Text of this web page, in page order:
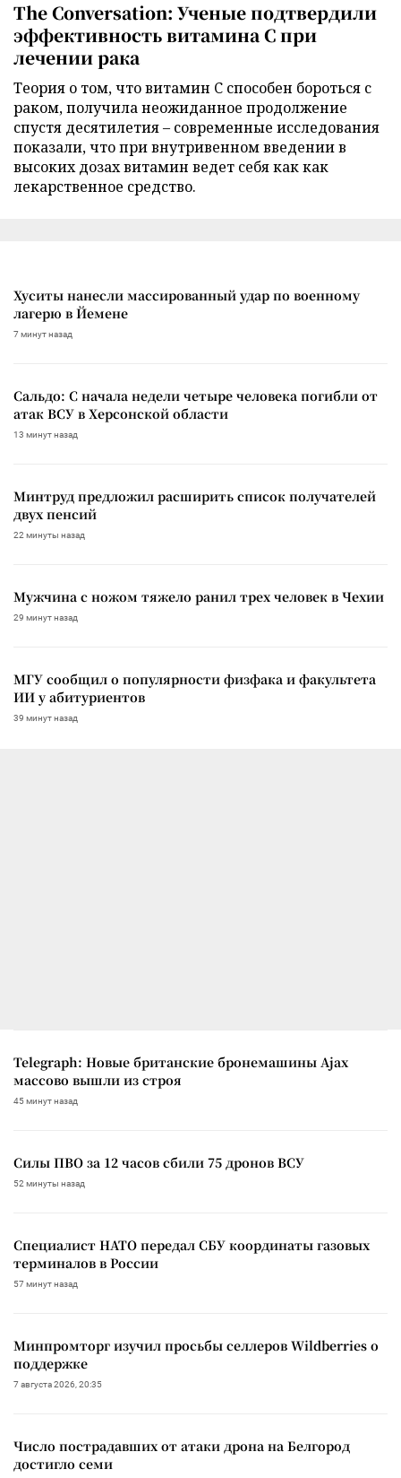
The Conversation: Ученые подтвердили
эффективность витамина C при
лечении рака
Теория о том, что витамин C способен бороться с
раком, получила неожиданное продолжение
спустя десятилетия – современные исследования
показали, что при внутривенном введении в
высоких дозах витамин ведет себя как как
лекарственное средство.
Хуситы нанесли массированный удар по военному
лагерю в Йемене
7 минут назад
Сальдо: С начала недели четыре человека погибли от
атак ВСУ в Херсонской области
13 минут назад
Минтруд предложил расширить список получателей
двух пенсий
22 минуты назад
Мужчина с ножом тяжело ранил трех человек в Чехии
29 минут назад
МГУ сообщил о популярности физфака и факультета
ИИ у абитуриентов
39 минут назад
Telegraph: Новые британские бронемашины Ajax
массово вышли из строя
45 минут назад
Силы ПВО за 12 часов сбили 75 дронов ВСУ
52 минуты назад
Специалист НАТО передал СБУ координаты газовых
терминалов в России
57 минут назад
Минпромторг изучил просьбы селлеров Wildberries о
поддержке
7 августа 2026, 20:35
Число пострадавших от атаки дрона на Белгород
достигло семи